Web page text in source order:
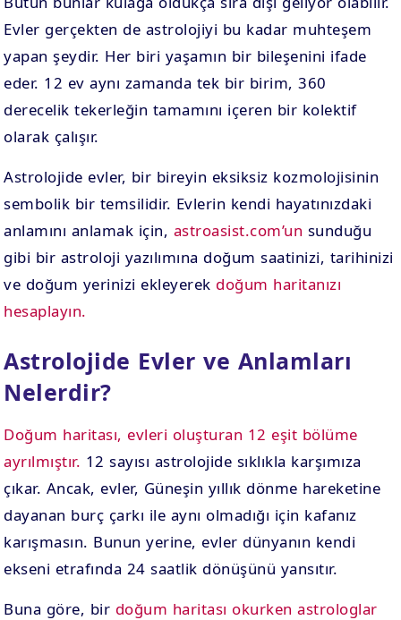
Evler gerçekten de astrolojiyi bu kadar muhteşem
yapan şeydir. Her biri yaşamın bir bileşenini ifade
eder. 12 ev aynı zamanda tek bir birim, 360
derecelik tekerleğin tamamını içeren bir kolektif
olarak çalışır.
Astrolojide evler, bir bireyin eksiksiz kozmolojisinin
sembolik bir temsilidir. Evlerin kendi hayatınızdaki
anlamını anlamak için, astroasist.com’un sunduğu
gibi bir astroloji yazılımına doğum saatinizi, tarihinizi
ve doğum yerinizi ekleyerek doğum haritanızı
hesaplayın.
Astrolojide Evler ve Anlamları
Nelerdir?
Doğum haritası, evleri oluşturan 12 eşit bölüme
ayrılmıştır. 12 sayısı astrolojide sıklıkla karşımıza
çıkar. Ancak, evler, Güneşin yıllık dönme hareketine
dayanan burç çarkı ile aynı olmadığı için kafanız
karışmasın. Bunun yerine, evler dünyanın kendi
ekseni etrafında 24 saatlik dönüşünü yansıtır.
Buna göre, bir doğum haritası okurken astrologlar